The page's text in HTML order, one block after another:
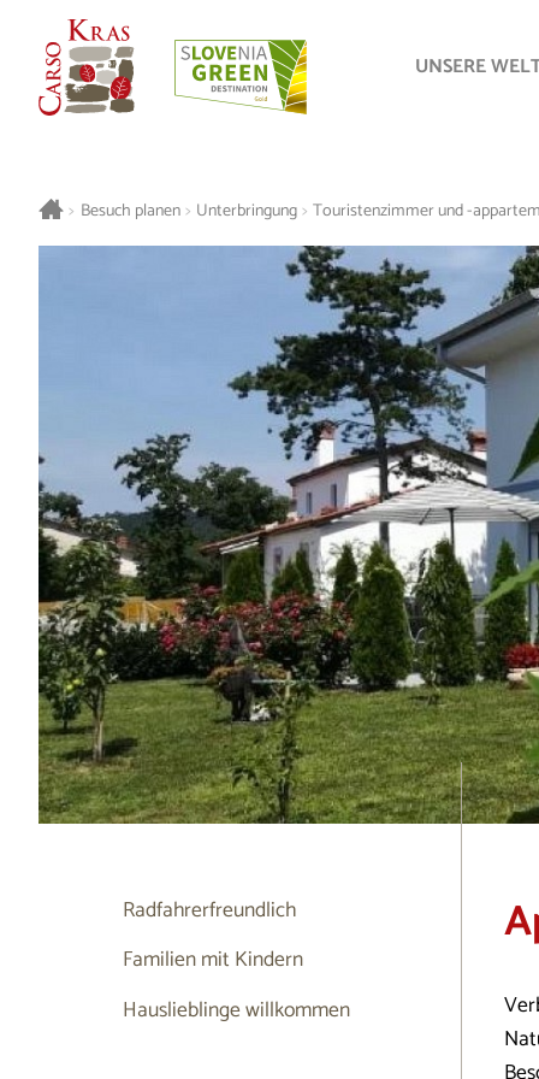
UNSERE
> Besuch planen > Unterbringung > Touristenzimmer und -
Radfahrerfreundlich
Familien mit Kindern
Hauslieblinge willkommen